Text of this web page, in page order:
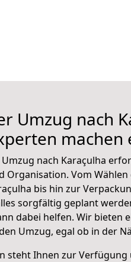
Umzug nach
machen
nach Karaçulha
Organisation. Vom Wählen
bis hin zur
sorgfältig geplant
dabei helfen. Wir bieten
Umzug, egal ob in der
steht Ihnen zur